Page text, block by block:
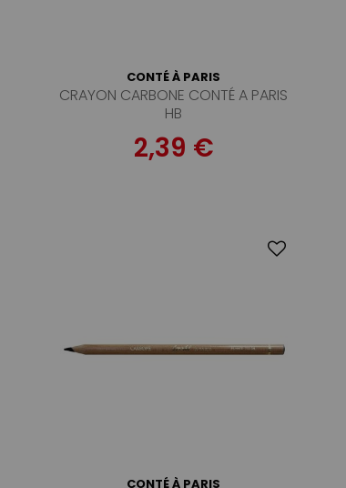
CONTÉ À PARIS
CRAYON CARBONE CONTÉ A PARIS
HB
2,39 €
CONTÉ À PARIS